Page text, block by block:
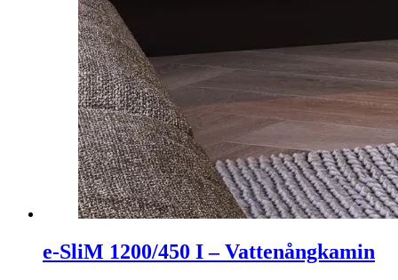
e-SliM 1200/450 I – Vattenångkamin